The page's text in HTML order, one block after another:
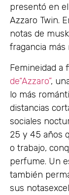
presentó en
Azzaro Twin.
notas de
fragancia
Femineidad a
de“Azzaro”,
lo más
distancias
sociales
25 y 45 años
o trabajo,
perfume. Un
también
sus